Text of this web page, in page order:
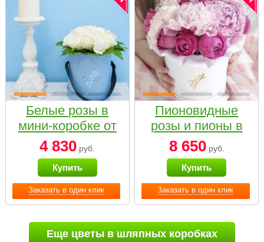
Заказать в один клик
Белые розы в
мини-коробке от
Bella Fiori
4 830 руб.
Купить
Заказать в один клик
Пионовидные
розы и пионы в
белой коробке
Small
8 650руб.
Купить
Еще цветы в шляпных коробках